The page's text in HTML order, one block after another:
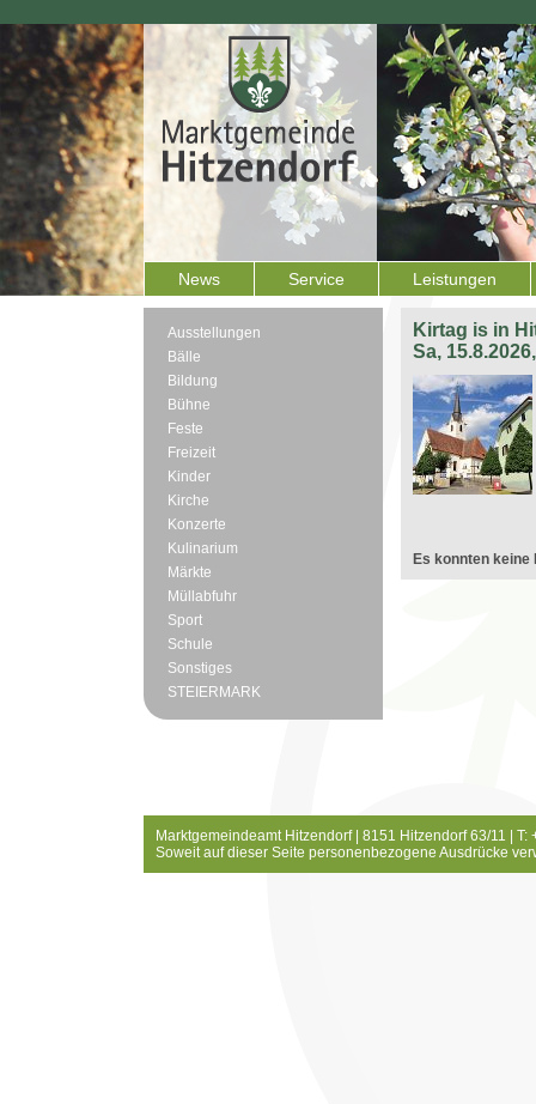
News Service Leistungen
Ausstellungen
Bälle
Bildung
Bühne
Feste
Freizeit
Kinder
Kirche
Konzerte
Kulinarium
Märkte
Müllabfuhr
Sport
Schule
Sonstiges
STEIERMARK
Kirtag is in
Sa,
Es konnten keine
Marktgemeindeamt Hitzendorf | 8151 Hitzendorf 63/11 |
Soweit auf dieser Seite personenbezogene Ausdrücke